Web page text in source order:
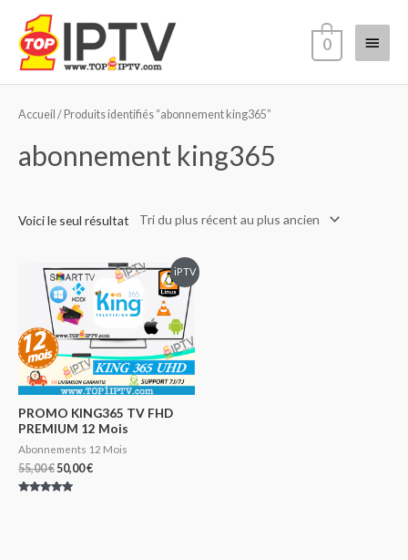
contenu
Menu
0
Accueil / Produits identifiés “abonnement king365”
abonnement king365
Voici le seul résultat
iPTV
PROMO KING365 TV FHD
PREMIUM 12 Mois
Abonnements 12 Mois
55,00€50,00€